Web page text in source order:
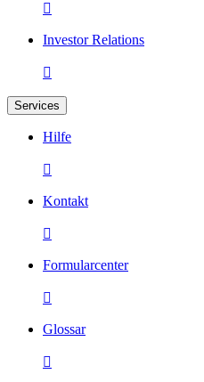

Investor Relations

Services
Hilfe

Kontakt

Formularcenter

Glossar
